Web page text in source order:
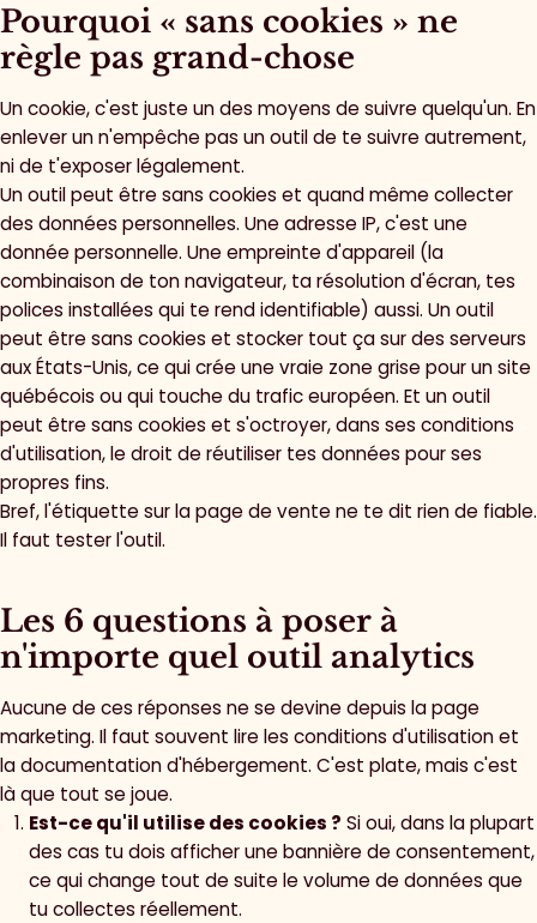
Pourquoi « sans cookies » ne
règle pas grand-chose
Un cookie, c'est juste un des moyens de suivre quelqu'un. En
enlever un n'empêche pas un outil de te suivre autrement,
ni de t'exposer légalement.
Un outil peut être sans cookies et quand même collecter
des données personnelles. Une adresse IP, c'est une
donnée personnelle. Une empreinte d'appareil (la
combinaison de ton navigateur, ta résolution d'écran, tes
polices installées qui te rend identifiable) aussi. Un outil
peut être sans cookies et stocker tout ça sur des serveurs
aux États-Unis, ce qui crée une vraie zone grise pour un site
québécois ou qui touche du trafic européen. Et un outil
peut être sans cookies et s'octroyer, dans ses conditions
d'utilisation, le droit de réutiliser tes données pour ses
propres fins.
Bref, l'étiquette sur la page de vente ne te dit rien de fiable.
Il faut tester l'outil.
Les 6 questions à poser à
n'importe quel outil analytics
Aucune de ces réponses ne se devine depuis la page
marketing. Il faut souvent lire les conditions d'utilisation et
la documentation d'hébergement. C'est plate, mais c'est
là que tout se joue.
Est-ce qu'il utilise des cookies ? Si oui, dans la plupart
des cas tu dois afficher une bannière de consentement,
ce qui change tout de suite le volume de données que
tu collectes réellement.